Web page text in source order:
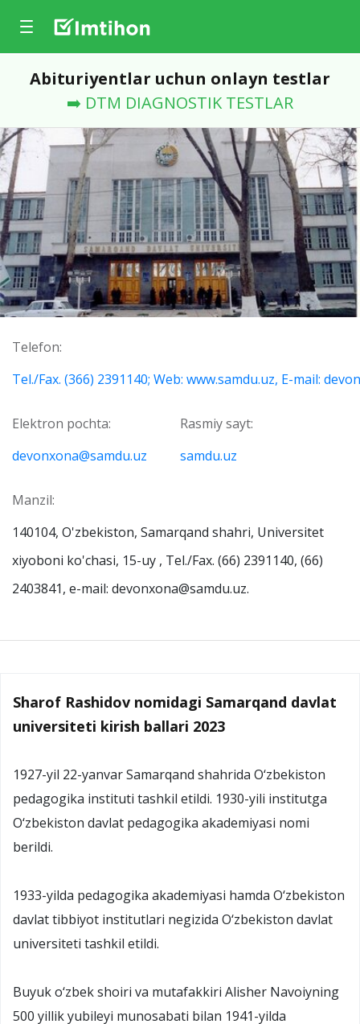
Abituriyentlar uchun onlayn testlar
➡️ DTM DIAGNOSTIK TESTLAR
Telefon:
Tel./Fax. (366) 2391140; Web: www.samdu.uz, E-mail:
Elektron pochta:
devonxona@samdu.uz
Rasmiy sayt:
samdu.uz
Manzil:
140104, O'zbekiston, Samarqand shahri, Universitet
xiyoboni ko'chasi, 15-uy , Tel./Fax. (66) 2391140, (66)
2403841, e-mail: devonxona@samdu.uz.
Sharof Rashidov nomidagi Samarqand davlat
universiteti kirish ballari 2023
1927-yil 22-yanvar Samarqand shahrida O‘zbekiston
pedagogika instituti tashkil etildi. 1930-yili institutga
O‘zbekiston davlat pedagogika akademiyasi nomi
berildi.
1933-yilda pedagogika akademiyasi hamda O‘zbekiston
davlat tibbiyot institutlari negizida O‘zbekiston davlat
universiteti tashkil etildi.
Buyuk o‘zbek shoiri va mutafakkiri Alisher Navoiyning
500 yillik yubileyi munosabati bilan 1941-yilda